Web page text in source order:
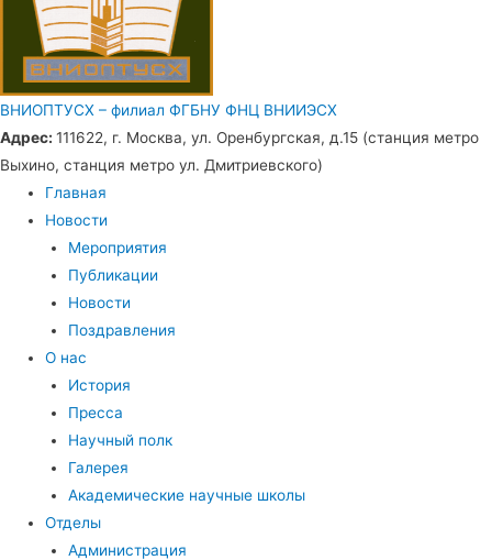
ВНИОПТУСХ – филиал ФГБНУ ФНЦ ВНИИЭСХ
Адрес: 111622, г. Москва, ул. Оренбургская, д.15 (станция метро
Выхино, станция метро ул. Дмитриевского)
Главная
Новости
Мероприятия
Публикации
Новости
Поздравления
О нас
История
Пресса
Научный полк
Галерея
Академические научные школы
Отделы
Администрация